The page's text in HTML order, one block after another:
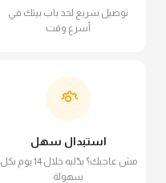
توصيل سريع لحد باب بيتك في
أسرع وقت
استبدال سهل
مش عاجبك؟ بدّليه خلال 14 يوم بكل
سهولة